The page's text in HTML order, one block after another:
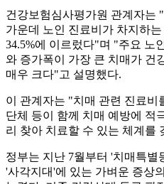
건강보험심사평가원 관계자는
가운데 노인 진료비가 차지하
34.5%에 이르렀다"며 "주요 노
와 증가폭이 가장 큰 치매가 건
매우 크다"고 설명했다.
이 관계자는 "치매 관련 진료비
단체 등이 함께 치매 예방에 적
리 찾아 치료할 수 있는 체계를
정부는 지난 7월부터 '치매특별
'사각지대'에 있는 가벼운 증상